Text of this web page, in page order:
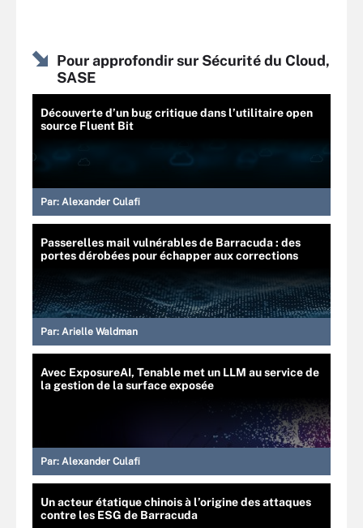
Pour approfondir sur Sécurité du Cloud,
SASE
Découverte d’un bug critique dans l’utilitaire open
source Fluent Bit
Par: Alexander Culafi
Passerelles mail vulnérables de Barracuda : des
portes dérobées pour échapper aux corrections
Par: Arielle Waldman
Avec ExposureAI, Tenable met un LLM au service de
la gestion de la surface exposée
Par: Alexander Culafi
Un acteur étatique chinois à l’origine des attaques
contre les ESG de Barracuda